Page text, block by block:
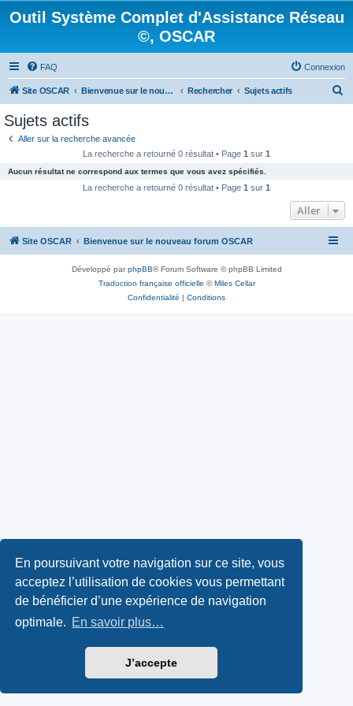
En poursuivant votre navigation sur ce site, vous
acceptez l’utilisation de cookies vous permettant
de bénéficier d’une expérience de navigation
optimale. En savoir plus…
J’accepte
Outil Système Complet d'Assistance Réseau
©, OSCAR
FAQ Connexion
Site OSCAR Bienvenue sur le nouveau forum OSCAR Rechercher Sujets actifs
c
Sujets actifs
Aller sur la recherche avancée
La recherche a retourné 0 résultat • Page 1 sur 1
Aucun résultat ne correspond aux termes que vous avez spécifiés.
La recherche a retourné 0 résultat • Page 1 sur 1
Aller
Site OSCAR Bienvenue sur le nouveau forum OSCAR
Développé parphpBB® Forum Software © phpBB Limited
Traduction française officielle ©Miles Cellar
Confidentialité | Conditions